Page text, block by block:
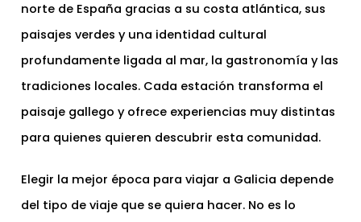
norte de España gracias a su costa atlántica, sus
paisajes verdes y una identidad cultural
profundamente ligada al mar, la gastronomía y las
tradiciones locales. Cada estación transforma el
paisaje gallego y ofrece experiencias muy distintas
para quienes quieren descubrir esta comunidad.
Elegir la mejor época para viajar a Galicia depende
del tipo de viaje que se quiera hacer. No es lo